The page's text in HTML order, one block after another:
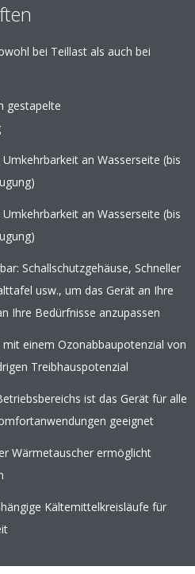
bei Teillast als auch bei
gestapelte
an Wasserseite (bis
an Wasserseite (bis
Schallschutzgehäuse, Schneller
usw., um das Gerät an Ihre
Ihre Bedürfnisse anzupassen
mit einem Ozonabbaupotenzial von
Treibhauspotenzial
ist das Gerät für alle
geeignet
Wärmetauscher ermöglicht
Kältemittelkreisläufe für